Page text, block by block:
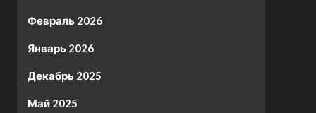
Февраль 2026
Январь 2026
Декабрь 2025
Май 2025